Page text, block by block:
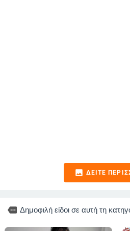
image ΔΕΊΤΕ
more Δημοφιλή είδοι σε αυτή τη